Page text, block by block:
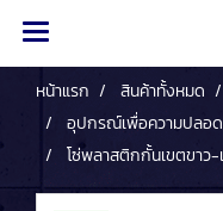
หน้าแรก สินค้าทั้งหมด
อุปกรณ์เพื่อความปลอด
โซ่พลาสติกกั้นเขตขาว-